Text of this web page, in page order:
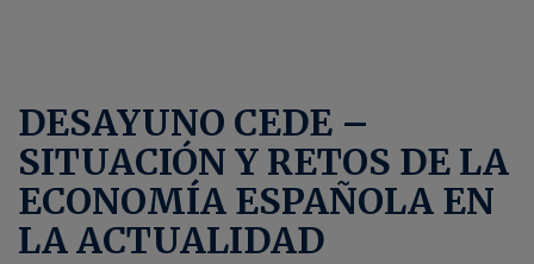
DESAYUNO CEDE –
SITUACIÓN Y RETOS DE LA
ECONOMÍA ESPAÑOLA EN
LA ACTUALIDAD